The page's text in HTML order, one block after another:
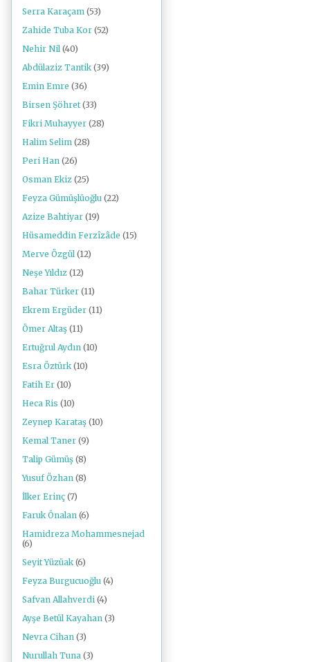
Serra Karaçam (53)
Zahide Tuba Kor (52)
Nehir Nil (40)
Abdülaziz Tantik (39)
Emin Emre (36)
Birsen Şöhret (33)
Fikri Muhayyer (28)
Halim Selim (28)
Peri Han (26)
Osman Ekiz (25)
Feyza Gümüşlüoğlu (22)
Azize Bahtiyar (19)
Hüsameddin Ferzîzâde (15)
Merve Özgül (12)
Neşe Yıldız (12)
Bahar Türker (11)
Ekrem Ergüder (11)
Ömer Altaş (11)
Ertuğrul Aydın (10)
Esra Öztürk (10)
Fatih Er (10)
Heca Ris (10)
Zeynep Karataş (10)
Kemal Taner (9)
Talip Gümüş (8)
Yusuf Özhan (8)
İlker Erinç (7)
Faruk Önalan (6)
Hamidreza Mohammesnejad
(6)
Seyit Yüzüak (6)
Feyza Burgucuoğlu (4)
Safvan Allahverdi (4)
Ayşe Betül Kayahan (3)
Nevra Cihan (3)
Nurullah Tuna (3)